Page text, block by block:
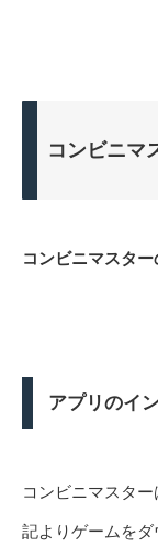
コンビニマ
コンビニマスター
アプリのイ
コンビニマスタ
記よりゲームをダ